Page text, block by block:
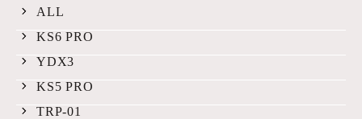
ALL
KS6 PRO
YDX3
KS5 PRO
TRP-01